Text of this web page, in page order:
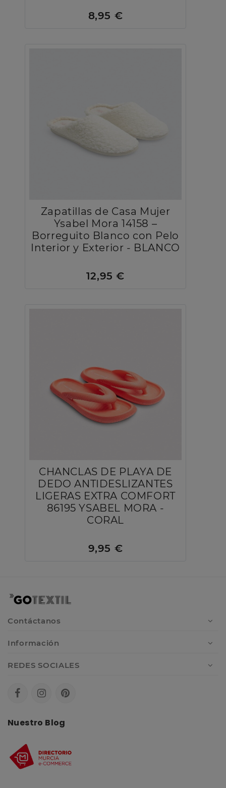
8,95 €
Zapatillas de Casa Mujer
Ysabel Mora 14158 –
Borreguito Blanco con Pelo
Interior y Exterior - BLANCO
12,95 €
CHANCLAS DE PLAYA DE
DEDO ANTIDESLIZANTES
LIGERAS EXTRA COMFORT
86195 YSABEL MORA -
CORAL
9,95 €
Contáctanos
Información
REDES SOCIALES
Nuestro Blog